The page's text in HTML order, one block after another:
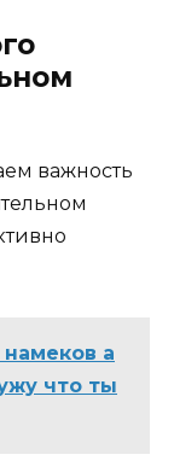
важность
а
что ты